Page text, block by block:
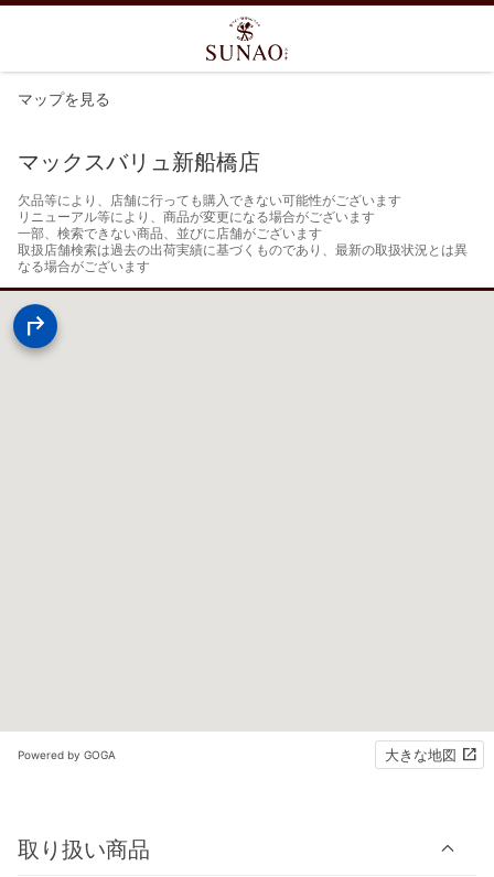
マップを見る
マックスバリュ新船橋店
欠品等により、店舗に行っても購入できない可能性がございます
リニューアル等により、商品が変更になる場合がございます
一部、検索できない商品、並びに店舗がございます
取扱店舗検索は過去の出荷実績に基づくものであり、最新の取扱状況とは異
なる場合がございます
Powered by GOGA 大きな地図
取り扱い商品